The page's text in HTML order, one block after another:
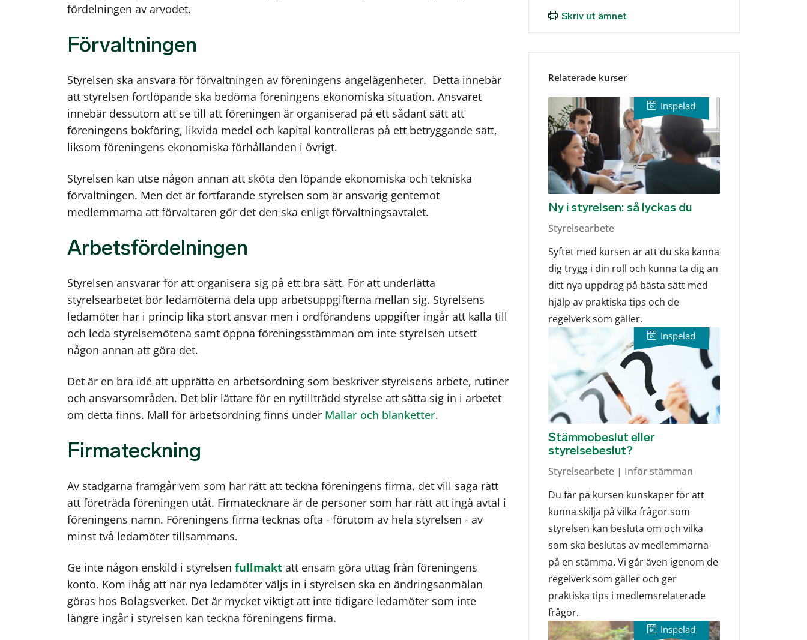
Skriv ut ämnet
Relaterade kurser
Ny i styrelsen: så lyckas du
Styrelsearbete
Syftet med kursen är att du ska känna
dig trygg i din roll och kunna ta dig an
ditt nya uppdrag på bästa sätt med
hjälp av praktiska tips och de
regelverk som gäller.
Stämmobeslut eller
styrelsebeslut?
Styrelsearbete | Inför stämman
Du får på kursen kunskaper för att
kunna skilja på vilka frågor som
styrelsen kan besluta om och vilka
som ska beslutas av medlemmarna
på en stämma. Vi går även igenom de
regelverk som gäller och ger
praktiska tips i medlemsrelaterade
frågor.
fördelningen av arvodet.
Förvaltningen
Styrelsen ska ansvara för förvaltningen av föreningens angelägenheter. Detta innebär
att styrelsen fortlöpande ska bedöma föreningens ekonomiska situation. Ansvaret
innebär dessutom att se till att föreningen är organiserad på ett sådant sätt att
föreningens bokföring, likvida medel och kapital kontrolleras på ett betryggande sätt,
liksom föreningens ekonomiska förhållanden i övrigt.
Styrelsen kan utse någon annan att sköta den löpande ekonomiska och tekniska
förvaltningen. Men det är fortfarande styrelsen som är ansvarig gentemot
medlemmarna att förvaltaren gör det den ska enligt förvaltningsavtalet.
Arbetsfördelningen
Styrelsen ansvarar för att organisera sig på ett bra sätt. För att underlätta
styrelsearbetet bör ledamöterna dela upp arbetsuppgifterna mellan sig. Styrelsens
ledamöter har i princip lika stort ansvar men i ordförandens uppgifter ingår att kalla till
och leda styrelsemötena samt öppna föreningsstämman om inte styrelsen utsett
någon annan att göra det.
Det är en bra idé att upprätta en arbetsordning som beskriver styrelsens arbete, rutiner
och ansvarsområden. Det blir lättare för en nytillträdd styrelse att sätta sig in i arbetet
om detta finns. Mall för arbetsordning finns under Mallar och blanketter.
Firmateckning
Av stadgarna framgår vem som har rätt att teckna föreningens firma, det vill säga rätt
att företräda föreningen utåt. Firmatecknare är de personer som har rätt att ingå avtal i
föreningens namn. Föreningens firma tecknas ofta - förutom av hela styrelsen - av
minst två ledamöter tillsammans.
Ge inte någon enskild i styrelsen fullmaktatt ensam göra uttag från föreningens
konto. Kom ihåg att när nya ledamöter väljs in i styrelsen ska en ändringsanmälan
göras hos Bolagsverket. Det är mycket viktigt att inte tidigare ledamöter som inte
längre ingår i styrelsen kan teckna föreningens firma.